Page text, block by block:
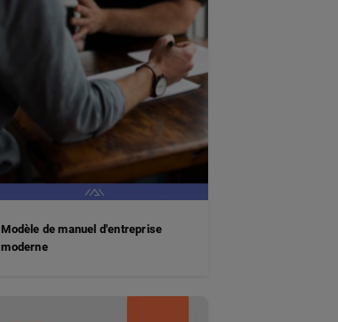
Modèle de manuel d'entreprise
moderne